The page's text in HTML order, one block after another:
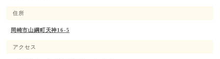
住所
岡崎市山綱町天神16-5
アクセス